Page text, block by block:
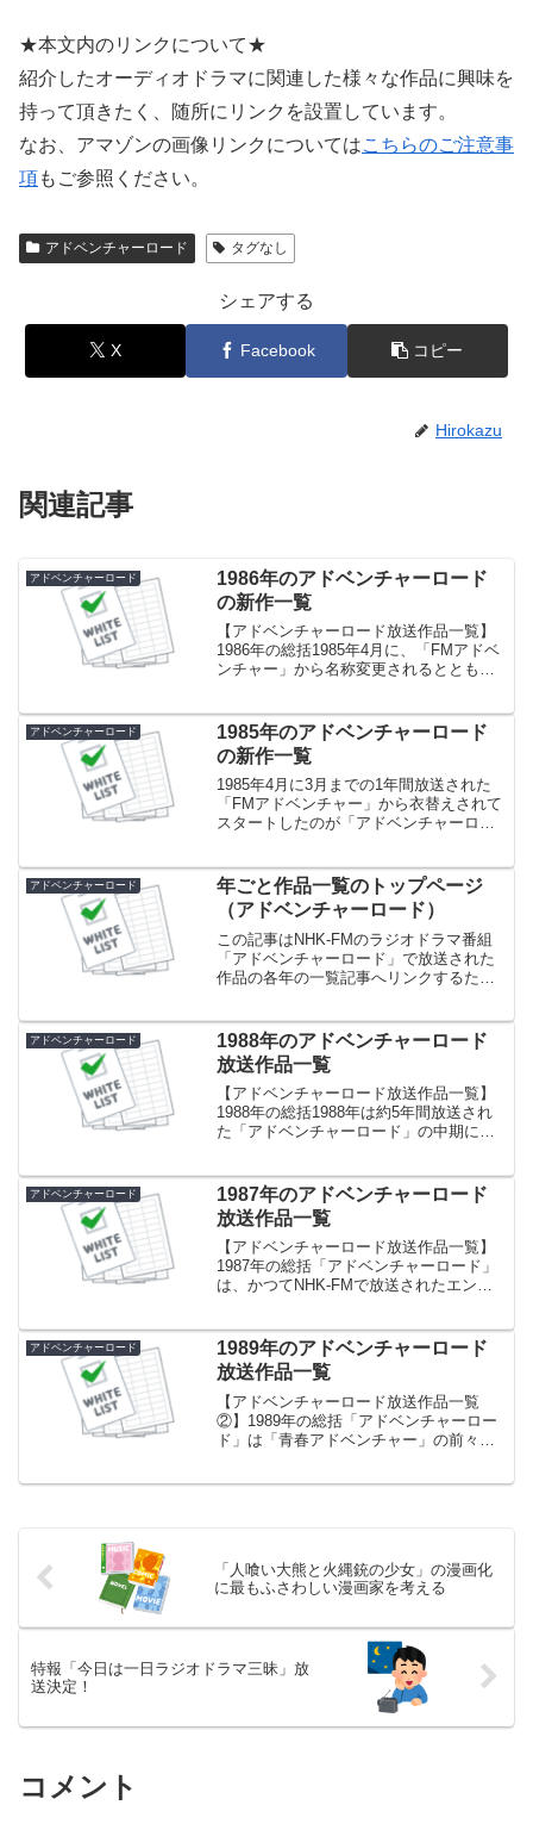
★本文内のリンクについて★
紹介したオーディオドラマに関連した様々な作品に興味を
持って頂きたく、随所にリンクを設置しています。
なお、アマゾンの画像リンクについてはこちらのご注意事
項もご参照ください。
アドベンチャーロード タグなし
シェアする
X Facebook コピー
Hirokazu
関連記事
アドベンチャーロード
1986年のアドベンチャーロード
の新作一覧
【アドベンチャーロード放送作品一覧】
1986年の総括1985年4月に、「FMアドベ
ンチャー」から名称変更されるとともに
り、初めて年間通してアドベンチャーロ
ードだった...
アドベンチャーロード
1985年のアドベンチャーロード
の新作一覧
1985年4月に3月までの1年間放送された
「FMアドベンチャー」から衣替えされて
スタートしたのが「アドベンチャーロー
ました。
アドベンチャーロード
年ごと作品一覧のトップページ
（アドベンチャーロード）
この記事はNHK-FMのラジオドラマ番組
「アドベンチャーロード」で放送された
作品の各年の一覧記事へリンクするため
アドベンチャーロード
1988年のアドベンチャーロード
放送作品一覧
【アドベンチャーロード放送作品一覧】
1988年の総括1988年は約5年間放送され
た「アドベンチャーロード」の中期に当
が進展し「少女探偵に明日はない」、
「ハートでジャ...
アドベンチャーロード
1987年のアドベンチャーロード
放送作品一覧
【アドベンチャーロード放送作品一覧】
1987年の総括「アドベンチャーロード」
は、かつてNHK-FMで放送されたエンタ
れました。そのため、1987年はアドベン
チャー...
アドベンチャーロード
1989年のアドベンチャーロード
放送作品一覧
【アドベンチャーロード放送作品一覧
②】1989年の総括「アドベンチャーロー
ド」は「青春アドベンチャー」の前々身
「人喰い大熊と火縄銃の少女」の漫画化
に最もふさわしい漫画家を考える
特報「今日は一日ラジオドラマ三昧」放
送決定！
コメント